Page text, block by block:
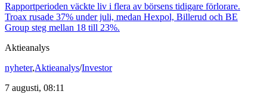
Rapportperioden väckte liv i flera av börsens tidigare förlorare.
Troax rusade 37% under juli, medan Hexpol, Billerud och BE
Group steg mellan 18 till 23%.
Aktieanalys
nyheter,Aktieanalys/Investor
7 augusti, 08:11